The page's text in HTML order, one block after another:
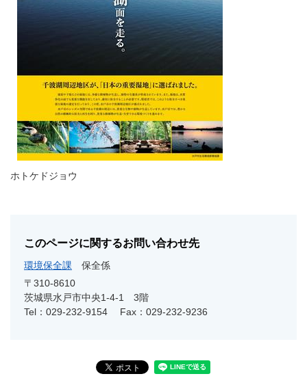
ホトケドジョウ
このページに関するお問い合わせ先
環境保全課
保全係
〒310-8610
茨城県水戸市中央1-4-1 3階
Tel：029-232-9154
Fax：029-232-9236